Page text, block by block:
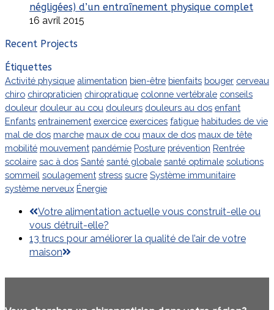
négligées) d’un entraînement physique complet
16 avril 2015
Recent Projects
Étiquettes
Activité physique alimentation bien-être bienfaits bouger cerveau
chiro chiropraticien chiropratique colonne vertébrale conseils
douleur douleur au cou douleurs douleurs au dos enfant
Enfants entrainement exercice exercices fatigue habitudes de vie
mal de dos marche maux de cou maux de dos maux de tête
mobilité mouvement pandémie Posture prévention Rentrée
scolaire sac à dos Santé santé globale santé optimale solutions
sommeil soulagement stress sucre Système immunitaire
système nerveux Énergie
previous
post:
Votre alimentation actuelle vous construit-elle ou
vous détruit-elle?
next
post:
13 trucs pour améliorer la qualité de l’air de votre
maison